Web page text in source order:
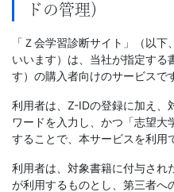
ドの管理）
「Ｚ会学習診断サイト」（以
いいます）は、当社が指定する
す）の購入者向けのサービスで
利用者は、Z-IDの登録に加え、
ワードを入力し、かつ「志望大
することで、本サービスを利用
利用者は、対象書籍に付与され
が利用するものとし、第三者へ